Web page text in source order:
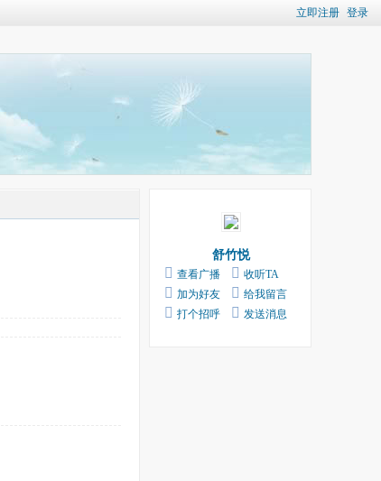
立即注册 登录
舒竹悦
查看广播
收听TA
加为好友
给我留言
打个招呼
发送消息